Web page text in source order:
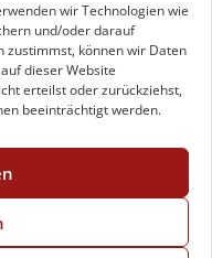
wir Technologien wie
und/oder darauf
zustimmst, können wir Daten
dieser Website
erteilst oder zurückziehst,
beeinträchtigt werden.
21